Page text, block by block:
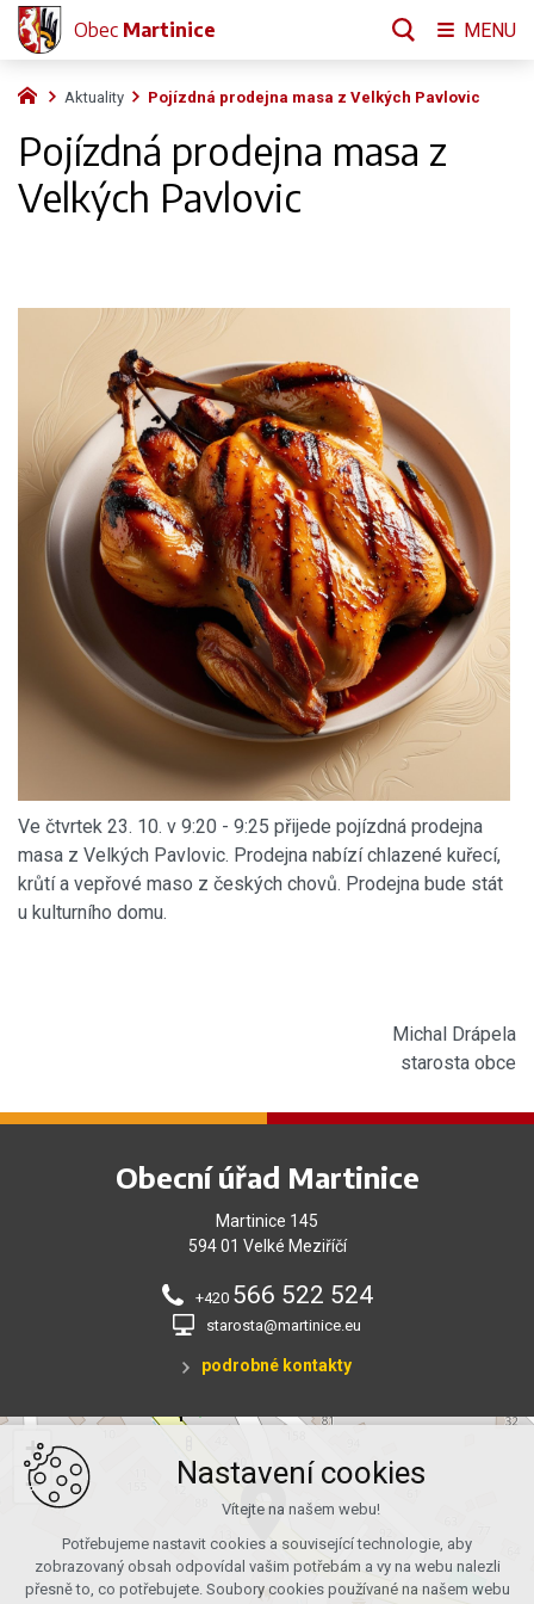
Aktuality Pojízdná prodejna masa z Velkých Pavlovic
Pojízdná prodejna masa z
Velkých Pavlovic
Ve čtvrtek 23. 10. v 9:20 - 9:25 přijede pojízdná prodejna
masa z Velkých Pavlovic. Prodejna nabízí chlazené kuřecí,
krůtí a vepřové maso z českých chovů. Prodejna bude stát
u kulturního domu.
Michal Drápela
starosta obce
Obecní úřad Martinice
Martinice 145
594 01 Velké Meziříčí
+420 566 522 524
starosta@martinice.eu
podrobné kontakty
+
−
Obec Martinice MENU
Nastavení cookies
Vítejte na našem webu!
Potřebujeme nastavit cookies a související technologie, aby
zobrazovaný obsah odpovídal vašim potřebám a vy na webu nalezli
přesně to, co potřebujete. Soubory cookies používané na našem webu